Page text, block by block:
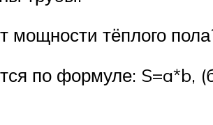
мощности тёплого
по формуле: S=a*b,